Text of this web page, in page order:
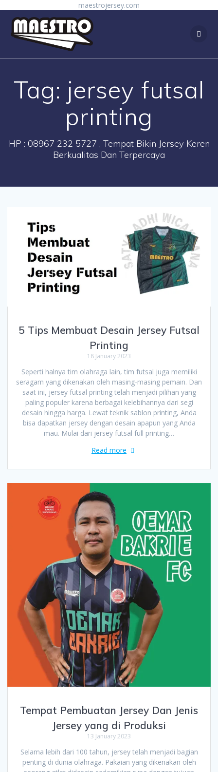
maestrojersey.com
Tag: jersey futsal
printing
HP : 08967 232 5727 , Tempat Bikin Jersey Keren
Berkualitas Dan Terpercaya
5 Tips Membuat Desain Jersey Futsal
Printing
18 January 2023
Seperti halnya tim olahraga lain, tim futsal juga memiliki
seragam yang dikenakan oleh masing-masing pemain. Dan
saat ini, jersey futsal printing telah menjadi pilihan yang
paling populer karena berbagai kelebihannya dari segi
desain hingga harga. Lewat teknik sablon printing, Anda
bisa dapatkan jersey dengan desain apapun yang Anda
mau. Mulai dari jersey futsal full printing…
Read more
Tempat Pembuatan Jersey Dan Jenis
Jersey yang di Produksi
13 January 2023
Selama lebih dari 100 tahun, jersey telah menjadi bagian
penting di dunia olahraga. Pakaian yang dikenakan oleh